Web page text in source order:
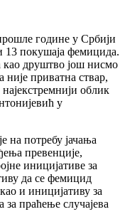
године у Србији
13 покушаја фемицида.
друштво још нисмо
приватна ствар,
облик
у
на потребу јачања
превенције,
иницијативе за
да се фемицид
и иницијативу за
праћење случајева